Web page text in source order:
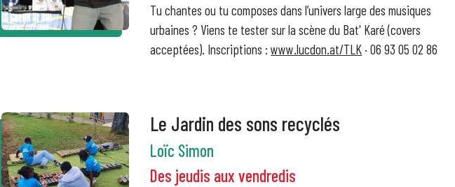
Tu chantes ou tu composes dans l’univers large des musiques
urbaines ? Viens te tester sur la scène du Bat' Karé (covers
acceptées). Inscriptions :www.lucdon.at/TLK · 06 93 05 02 86
Le Jardin des sons recyclés
Loïc Simon
Des jeudis aux vendredis